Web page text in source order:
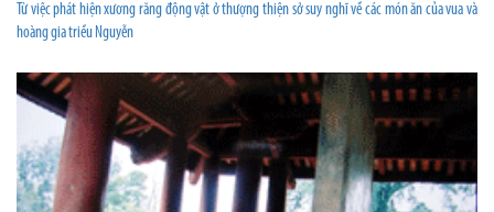
Từ việc phát hiện xương răng động vật ở thượng thiện sở suy nghĩ về các món ăn của vua và
hoàng gia triều Nguyễn